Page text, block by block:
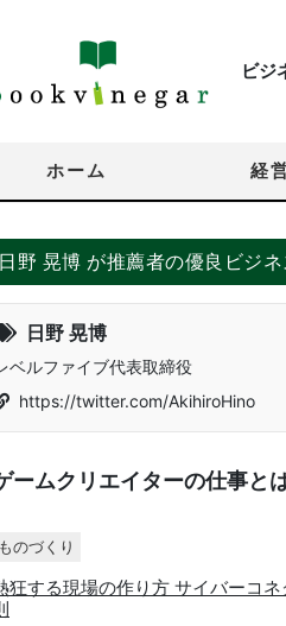
ビジ
ホーム 経
日野 晃博 が推薦者の優良ビジ
日野 晃博
ベルファイブ代表取締役
https://twitter.com/AkihiroHino
ームクリエイターの仕事と
ものづくり
狂する現場の作り方 サイバーコ